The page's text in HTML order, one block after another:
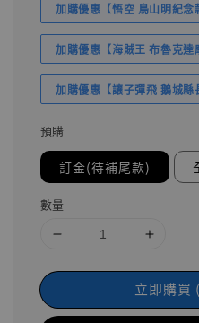
加購優惠【悟空 鳥山明紀念
加購優惠【海賊王 布魯克達
加購優惠【讓子彈飛 鵝城縣
預購
訂金(待補尾款)
數量
立即購買